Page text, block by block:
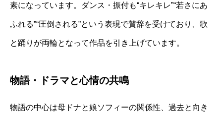
素になっています。ダンス・振付も“キレキレ”“若さにあ
ふれる”“圧倒される”という表現で賛辞を受けており、歌
と踊りが両輪となって作品を引き上げています。
物語・ドラマと心情の共鳴
物語の中心は母ドナと娘ソフィーの関係性、過去と向き